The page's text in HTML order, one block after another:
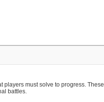
players must solve to progress. These
battles.